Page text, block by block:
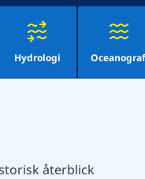
Hydrologi
återblick